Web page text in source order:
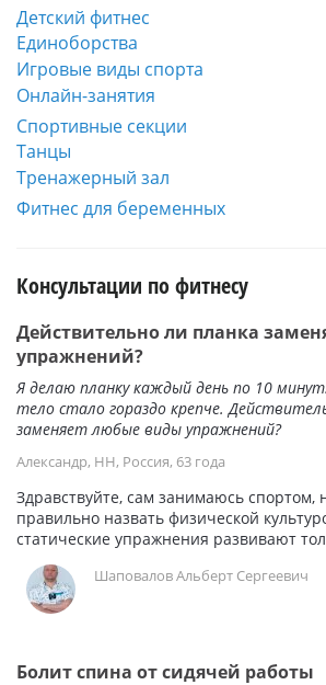
Детский фитнес
Единоборства
Игровые виды спорта
Онлайн-занятия
Спортивные секции
Танцы
Тренажерный зал
Фитнес для беременных
Консультации по фитнесу
Действительно ли планка
упражнений?
Я делаю планку каждый день по 10
тело стало гораздо крепче.
заменяет любые виды упражнений?
Александр, НН, Россия, 63 года
Здравствуйте, сам занимаюсь спортом,
правильно назвать физической
статические упражнения развивают
Шаповалoв Альберт Сергеевич
Болит спина от сидячей работы